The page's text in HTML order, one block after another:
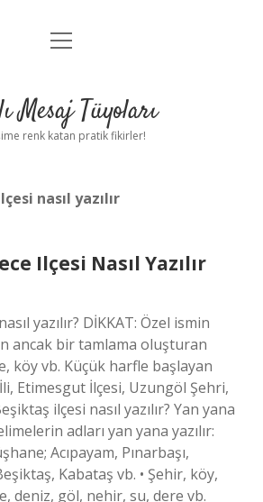
Anasayfa
Yasal Uyarı
menüyü
Mesaj Tüyoları
renk katan pratik fikirler!
nasıl yazılır
Ilçesi Nasıl Yazılır
yazılır? DİKKAT: Özel ismin
ancak bir tamlama oluşturan
köy vb. Küçük harfle başlayan
Etimesgut İlçesi, Uzungöl Şehri,
ilçesi nasıl yazılır? Yan yana
adları yan yana yazılır:
Acıpayam, Pınarbaşı,
Kabataş vb. • Şehir, köy,
deniz, göl, nehir, su, dere vb.